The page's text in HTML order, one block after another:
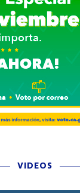
VIDEOS